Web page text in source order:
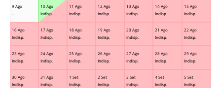
9 Ago
--
10 Ago
Indisp.
11 Ago
Indisp.
12 Ago
Indisp.
13 Ago
Indisp.
14 Ago
Indisp.
15 Ago
Indisp.
16 Ago
Indisp.
17 Ago
Indisp.
18 Ago
Indisp.
19 Ago
Indisp.
20 Ago
Indisp.
21 Ago
Indisp.
22 Ago
Indisp.
23 Ago
Indisp.
24 Ago
Indisp.
25 Ago
Indisp.
26 Ago
Indisp.
27 Ago
Indisp.
28 Ago
Indisp.
29 Ago
Indisp.
30 Ago
Indisp.
31 Ago
Indisp.
1 Set
Indisp.
2 Set
Indisp.
3 Set
Indisp.
4 Set
Indisp.
5 Set
Indisp.